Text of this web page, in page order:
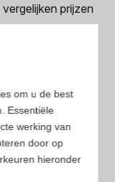
prijzen
je favoriete
zodat jij
om u de best
Essentiële
werking van
door op
hieronder